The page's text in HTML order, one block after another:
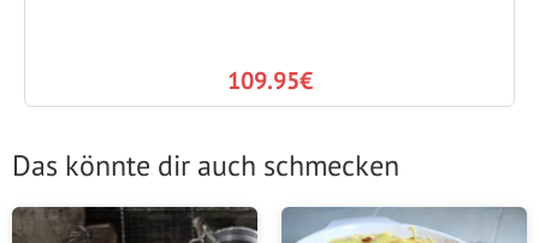
109.95€
Das könnte dir auch schmecken